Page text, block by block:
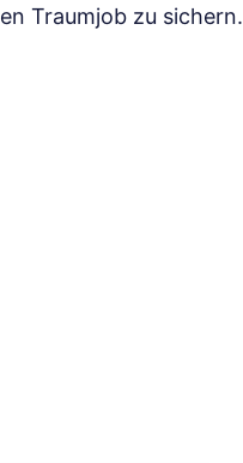
Traumjob zu sichern.